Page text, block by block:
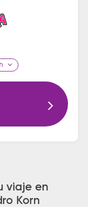
viaje en
Korn